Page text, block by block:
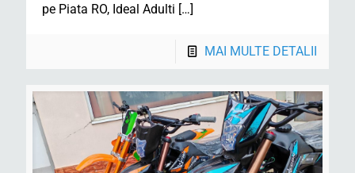
pe Piata RO, Ideal Adulti […]
MAI MULTE DETALII